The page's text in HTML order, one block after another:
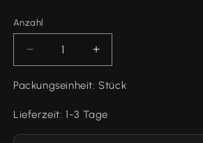
Anzahl
Anzahl
Verringere
die
Menge
Pro
Erhöhe
die
Menge
Pro
Packungseinheit: Stück
Lieferzeit: 1-3 Tage